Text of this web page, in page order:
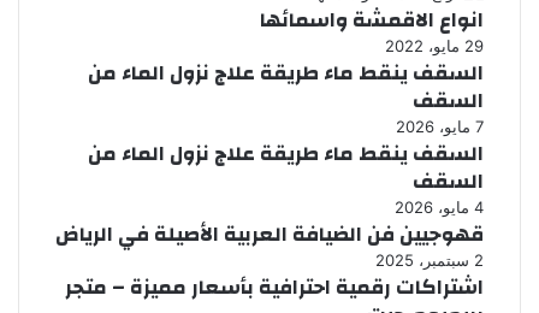
انواع الاقمشة واسمائها
29 مايو، 2022
السقف ينقط ماء طريقة علاج نزول الماء من
السقف
7 مايو، 2026
السقف ينقط ماء طريقة علاج نزول الماء من
السقف
4 مايو، 2026
قهوجيين فن الضيافة العربية الأصيلة في الرياض
2 سبتمبر، 2025
اشتراكات رقمية احترافية بأسعار مميزة – متجر